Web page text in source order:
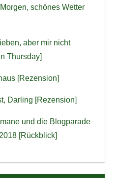
schönes Wetter
aber mir nicht
Thursday]
[Rezension]
Darling [Rezension]
und die Blogparade
[Rückblick]